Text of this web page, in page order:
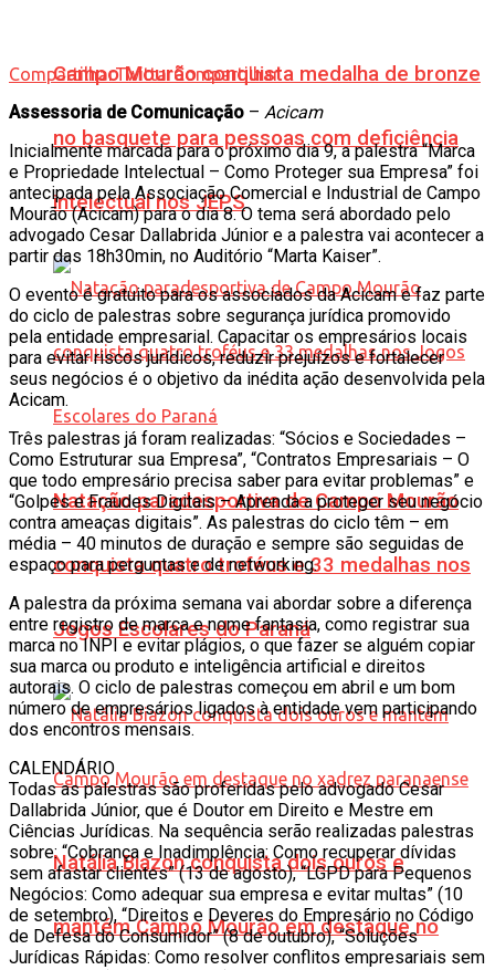
Campo Mourão conquista medalha de bronze
no basquete para pessoas com deficiência
intelectual nos JEPS
Natação paradesportiva de Campo Mourão
conquista quatro troféus e 33 medalhas nos
Jogos Escolares do Paraná
Natália Biazon conquista dois ouros e
mantém Campo Mourão em destaque no
CompartilharTwittarCompartilhar
Assessoria de Comunicação – Acicam
Inicialmente marcada para o próximo dia 9, a palestra “Marca
e Propriedade Intelectual – Como Proteger sua Empresa” foi
antecipada pela Associação Comercial e Industrial de Campo
Mourão (Acicam) para o dia 8. O tema será abordado pelo
advogado Cesar Dallabrida Júnior e a palestra vai acontecer a
partir das 18h30min, no Auditório “Marta Kaiser”.
O evento é gratuito para os associados da Acicam e faz parte
do ciclo de palestras sobre segurança jurídica promovido
pela entidade empresarial. Capacitar os empresários locais
para evitar riscos jurídicos, reduzir prejuízos e fortalecer
seus negócios é o objetivo da inédita ação desenvolvida pela
Acicam.
Três palestras já foram realizadas: “Sócios e Sociedades –
Como Estruturar sua Empresa”, “Contratos Empresariais – O
que todo empresário precisa saber para evitar problemas” e
“Golpes e Fraudes Digitais – Aprenda a proteger seu negócio
contra ameaças digitais”. As palestras do ciclo têm – em
média – 40 minutos de duração e sempre são seguidas de
espaço para perguntas e de networking.
A palestra da próxima semana vai abordar sobre a diferença
entre registro de marca e nome fantasia, como registrar sua
marca no INPI e evitar plágios, o que fazer se alguém copiar
sua marca ou produto e inteligência artificial e direitos
autorais. O ciclo de palestras começou em abril e um bom
número de empresários ligados à entidade vem participando
dos encontros mensais.
CALENDÁRIO
Todas as palestras são proferidas pelo advogado Cesar
Dallabrida Júnior, que é Doutor em Direito e Mestre em
Ciências Jurídicas. Na sequência serão realizadas palestras
sobre: “Cobrança e Inadimplência: Como recuperar dívidas
sem afastar clientes” (13 de agosto), “LGPD para Pequenos
Negócios: Como adequar sua empresa e evitar multas” (10
de setembro), “Direitos e Deveres do Empresário no Código
de Defesa do Consumidor” (8 de outubro), “Soluções
Jurídicas Rápidas: Como resolver conflitos empresariais sem